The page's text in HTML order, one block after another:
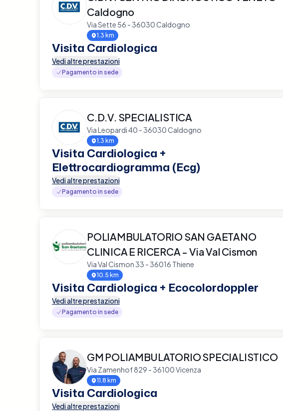
Caldogno
Via Sette 56 - 36030 Caldogno
1.3 km
Visita Cardiologica
Vedi altre prestazioni
Pagamento in sede
C.D.V. SPECIALISTICA
Via Leopardi 40 - 36030 Caldogno
1.3 km
Visita Cardiologica +
Elettrocardiogramma (Ecg)
Vedi altre prestazioni
Pagamento in sede
POLIAMBULATORIO SAN GAETANO
CLINICA E RICERCA - Via Val Cismon
Via Val Cismon 33 - 36016 Thiene
10.5 km
Visita Cardiologica + Ecocolordoppler
Vedi altre prestazioni
Pagamento in sede
GM POLIAMBULATORIO SPECIALISTICO
Via Zamenhof 829 - 36100 Vicenza
11.8 km
Visita Cardiologica
Vedi altre prestazioni